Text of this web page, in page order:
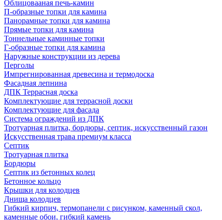
Облицовааная печь-камин
П-образные топки для камина
Панорамные топки для камина
Прямые топки для камина
Тоннельные каминные топки
Г-образные топки для камина
Наружные конструкции из дерева
Перголы
Импрегнированная древесина и термодоска
Фасадная лепнина
ДПК Террасная доска
Комплектующие для террасной доски
Комплектующие для фасада
Система ограждений из ДПК
Тротуарная плитка, бордюры, септик, искусственный газон
Искусственная трава премиум класса
Септик
Тротуарная плитка
Бордюры
Септик из бетонных колец
Бетонное кольцо
Крышки для колодцев
Днища колодцев
Гибкий кирпич, термопанели с рисунком, каменный скол,
каменные обои, гибкий камень